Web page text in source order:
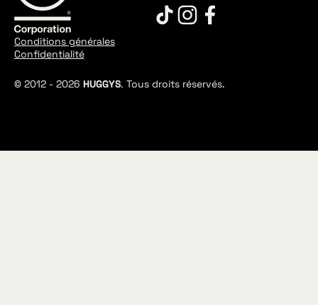
© 2012 - 2026 HUGGYS. Tous droits réservés.
Conditions générales
Confidentialité